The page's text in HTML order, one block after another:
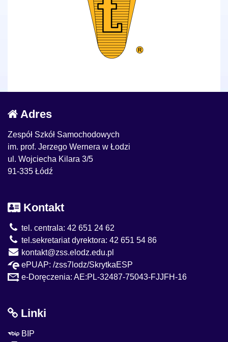
Adres
Zespół Szkół Samochodowych
im. prof. Jerzego Wernera w Łodzi
ul. Wojciecha Kilara 3/5
91-335 Łódź
Kontakt
tel. centrala: 42 651 24 62
tel.sekretariat dyrektora: 42 651 54 86
kontakt@zss.elodz.edu.pl
ePUAP: /zss7lodz/SkrytkaESP
e-Doręczenia: AE:PL-32487-75043-FJJFH-16
Linki
BIP